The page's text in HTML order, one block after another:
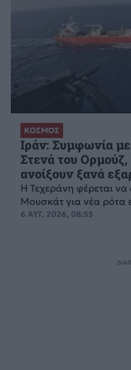
ΚΟΣΜΟΣ
Ιράν: Συμφωνία
Στενά του
ανοίξουν ξανά
Η Τεχεράνη φέρεται
Μουσκάτ για νέα ρότα
6 ΑΥΓ. 2026, 08:55